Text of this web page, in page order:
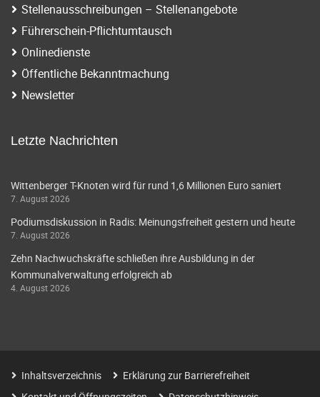
Stellenausschreibungen – Stellenangebote
Führerschein-Pflichtumtausch
Onlinedienste
Öffentliche Bekanntmachung
Newsletter
Letzte Nachrichten
Wittenberger T-Knoten wird für rund 1,6 Millionen Euro saniert
7. August 2026
Podiumsdiskussion in Radis: Meinungsfreiheit gestern und heute
7. August 2026
Zehn Nachwuchskräfte schließen ihre Ausbildung in der
Kommunalverwaltung erfolgreich ab
4. August 2026
Inhaltsverzeichnis
Erklärung zur Barrierefreiheit